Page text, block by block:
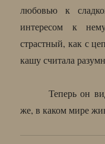
любовью к
интересом к
страстный, как с
кашу считала
Теперь он
же, в каком мире